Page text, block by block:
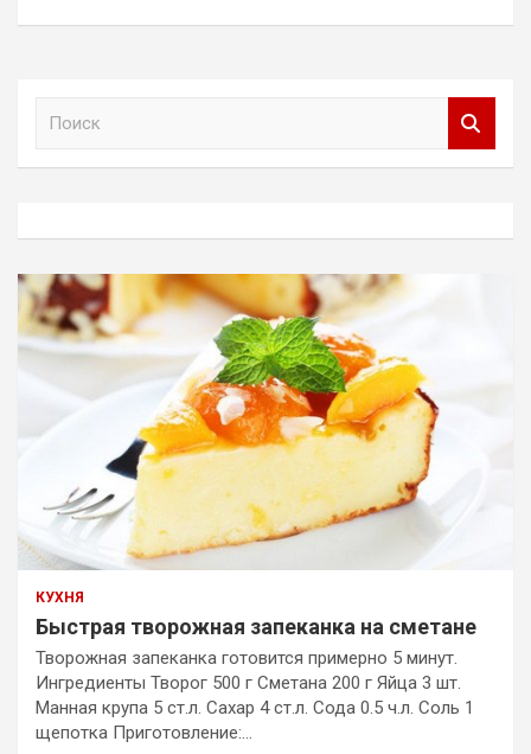
КУХНЯ
Быстрая творожная запеканка на сметане
Творожная запеканка готовится примерно 5 минут.
Ингредиенты Творог 500 г Сметана 200 г Яйца 3 шт.
Манная крупа 5 ст.л. Сахар 4 ст.л. Сода 0.5 ч.л. Соль 1
щепотка Приготовление:…